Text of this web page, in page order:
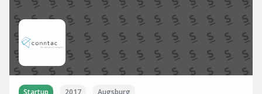
Startup 2017 Augsburg